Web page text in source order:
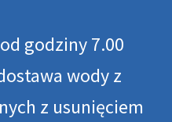
godziny 7.00
wody z
z usunięciem